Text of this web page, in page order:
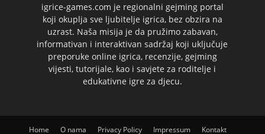
igrice-games.com je regionalni gejming portal
koji okuplja sve ljubitelje igrica, bez obzira na
uzrast. Naša misija je da pružimo zabavan,
informativan i interaktivan sadržaj koji uključuje
preporuke online igrica, recenzije, gejming
vijesti, tutorijale, kao i savjete za roditelje i
edukativne igre za djecu.
Home O nama Privacy Policy Impressum Kontakt